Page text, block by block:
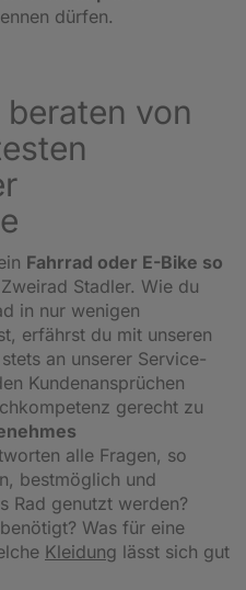
dürfen.
von
Fahrrad oder E-Bike so
Stadler. Wie du
in nur wenigen
erfährst du mit unseren
an unserer Service-
Kundenansprüchen
gerecht zu
alle Fragen, so
bestmöglich und
Rad genutzt werden?
Was für eine
Kleidung lässt sich gut